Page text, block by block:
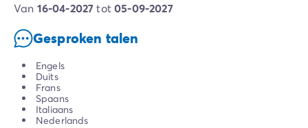
van 16-04-2027tot05-09-2027
Gesproken talen
Engels
Duits
Frans
Spaans
Italiaans
Nederlands